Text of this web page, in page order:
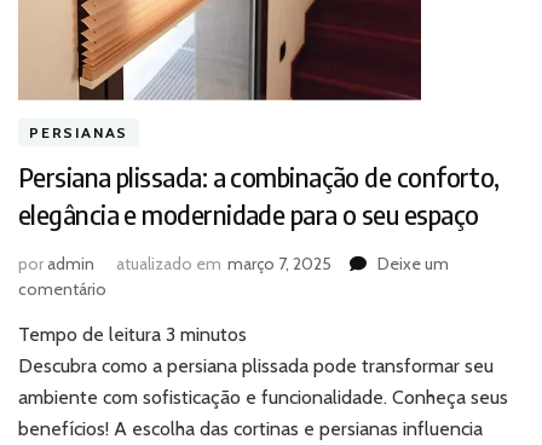
PERSIANAS
Persiana plissada: a combinação de conforto,
elegância e modernidade para o seu espaço
poradmin atualizado em março 7, 2025
Deixe um
comentário
plissada:
a
combinação
conforto,
Tempo de leitura 3 minutos
Descubra como a persiana plissada pode transformar seu
ambiente com sofisticação e funcionalidade. Conheça seus
benefícios! A escolha das cortinas e persianas influencia